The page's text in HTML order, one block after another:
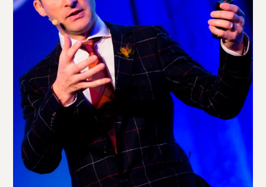
VER PERFIL
Viaja
desde
REINO UNIDO
LONDRES